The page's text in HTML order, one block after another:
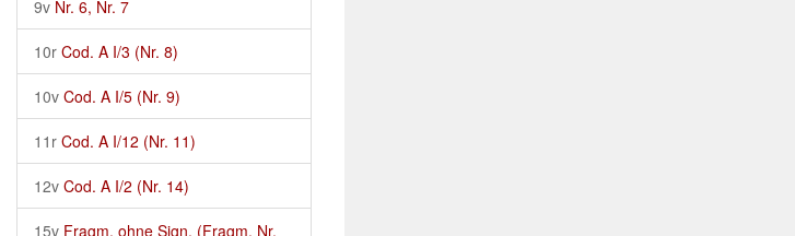
9v Nr. 6, Nr. 7
10r Cod. A I/3 (Nr. 8)
10v Cod. A I/5 (Nr. 9)
11r Cod. A I/12 (Nr. 11)
12v Cod. A I/2 (Nr. 14)
15v Fragm. ohne Sign. (Fragm. Nr.